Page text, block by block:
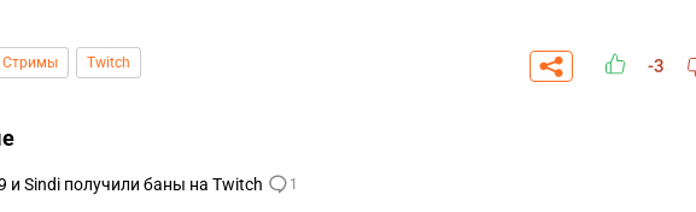
Стримы Twitch -3
и Sindi получили баны на Twitch 1